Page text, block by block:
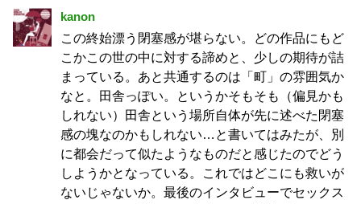
kanon
この終始漂う閉塞感が堪らない。どの作品にもど
こかこの世の中に対する諦めと、少しの期待が詰
まっている。あと共通するのは「町」の雰囲気か
なと。田舎っぽい。というかそもそも（偏見かも
しれない）田舎という場所自体が先に述べた閉塞
感の塊なのかもしれない…と書いてはみたが、別
に都会だって似たようなものだと感じたのでどう
しようかとなっている。これではどこにも救いが
ないじゃないか。最後のインタビューでセックス